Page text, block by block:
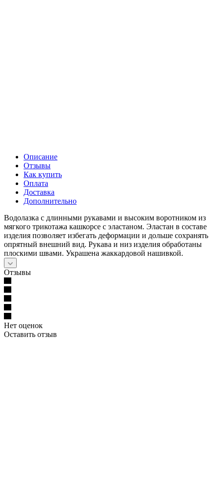
Описание
Отзывы
Как купить
Оплата
Доставка
Дополнительно
Водолазка с длинными рукавами и высоким воротником из
мягкого трикотажа кашкорсе с эластаном. Эластан в составе
изделия позволяет избегать деформации и дольше сохранять
опрятный внешний вид. Рукава и низ изделия обработаны
плоскими швами. Украшена жаккардовой нашивкой.
Отзывы
Нет оценок
Оставить отзыв